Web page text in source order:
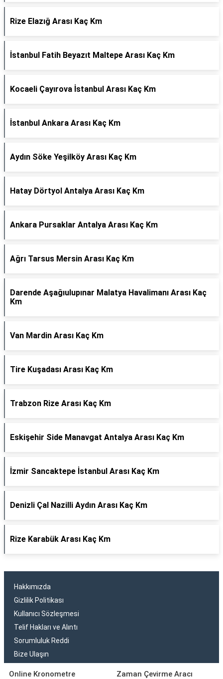
Rize Elazığ Arası Kaç Km
İstanbul Fatih Beyazıt Maltepe Arası Kaç Km
Kocaeli Çayırova İstanbul Arası Kaç Km
İstanbul Ankara Arası Kaç Km
Aydın Söke Yeşilköy Arası Kaç Km
Hatay Dörtyol Antalya Arası Kaç Km
Ankara Pursaklar Antalya Arası Kaç Km
Ağrı Tarsus Mersin Arası Kaç Km
Darende Aşağıulupınar Malatya Havalimanı Arası Kaç
Km
Van Mardin Arası Kaç Km
Tire Kuşadası Arası Kaç Km
Trabzon Rize Arası Kaç Km
Eskişehir Side Manavgat Antalya Arası Kaç Km
İzmir Sancaktepe İstanbul Arası Kaç Km
Denizli Çal Nazilli Aydın Arası Kaç Km
Rize Karabük Arası Kaç Km
Hakkımızda
Gizlilik Politikası
Kullanıcı Sözleşmesi
Telif Hakları ve Alıntı
Sorumluluk Reddi
Bize Ulaşın
Online Kronometre
Zaman Çevirme Aracı